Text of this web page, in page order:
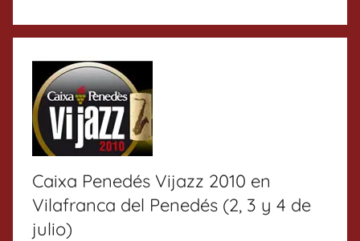
Caixa Penedés Vijazz 2010 en
Vilafranca del Penedés (2, 3 y 4 de
julio)